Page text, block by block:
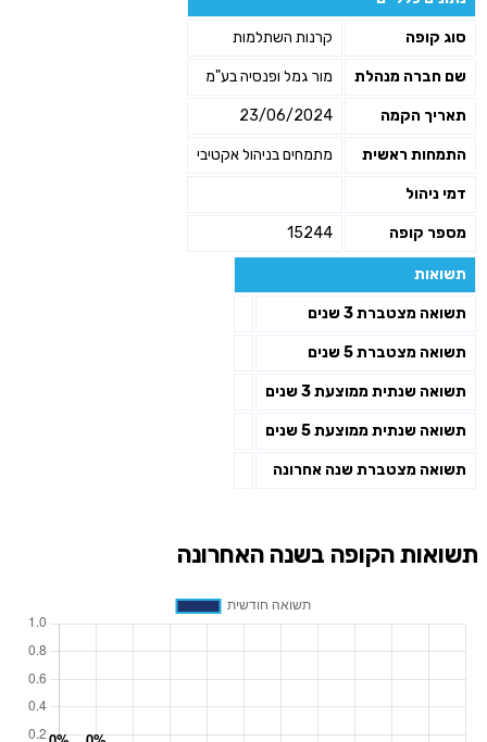
סוג קופה קרנות השתלמות
שם חברה מנהלת מור גמל ופנסיה בע"מ
תאריך הקמה 23/06/2024
התמחות ראשית מתמחים בניהול אקטיבי
דמי ניהול
מספר קופה 15244
תשואות
תשואה מצטברת 3 שנים
תשואה מצטברת 5 שנים
תשואה שנתית ממוצעת 3 שנים
תשואה שנתית ממוצעת 5 שנים
תשואה מצטברת שנה אחרונה
תשואות הקופה בשנה האחרונה
שליחה